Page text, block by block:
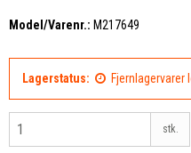
Model/Varenr.: M217649
Lagerstatus: Fjernlagervarer
stk.